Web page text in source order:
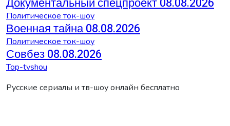
Политическое ток-шоу
Военная тайна 08.08.2026
Политическое ток-шоу
Совбез 08.08.2026
Top-tvshou
Русские сериалы и тв-шоу онлайн бесплатно